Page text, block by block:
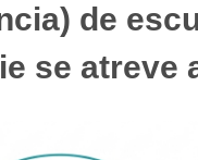
de
se atreve